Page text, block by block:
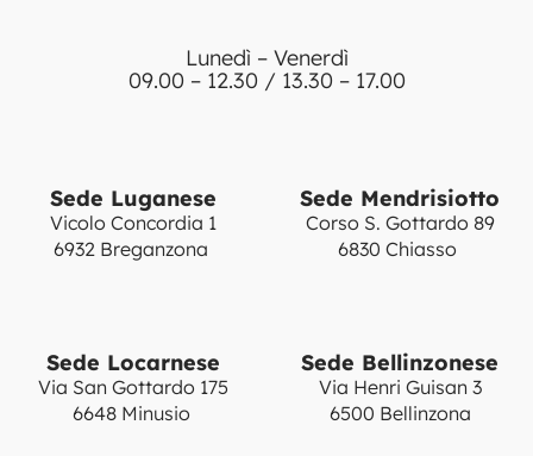
Lunedì – Venerdì
09.00 – 12.30 / 13.30 – 17.00
Sede Luganese
Vicolo Concordia 1
6932 Breganzona
Sede Mendrisiotto
Corso S. Gottardo 89
6830 Chiasso
Sede Locarnese
Via San Gottardo 175
6648 Minusio
Sede Bellinzonese
Via Henri Guisan 3
6500 Bellinzona